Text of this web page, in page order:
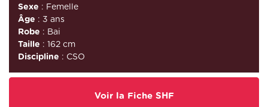
Sexe : Femelle
Âge : 3 ans
Robe : Bai
Taille : 162 cm
Discipline : CSO
Voir la Fiche SHF